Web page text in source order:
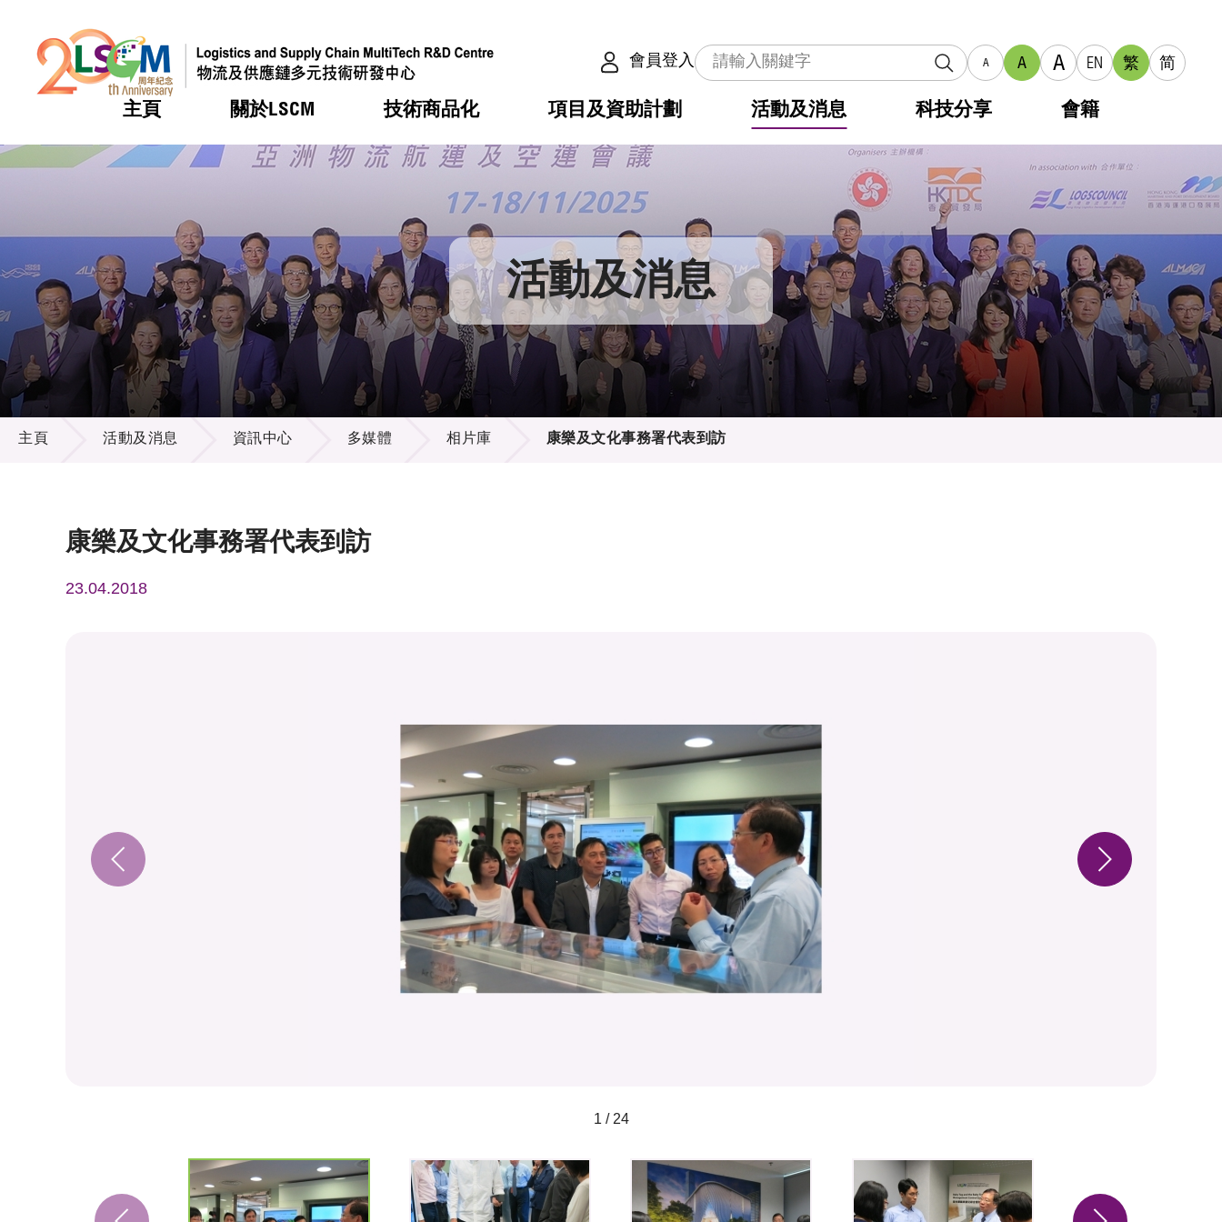
會員登入 A A A EN 繁 简
主頁 關於LSCM
熱門 機構簡介
組織架構
組織架構
董事局
研究顧問
招標通告
技術商品化
熱門 服務
可獲授權之技術
應用於公共服務之創新技術
重點項目
項目及資助計劃
熱門 合作計劃
資助計劃
資助計劃
稅務優惠
申請
評審
徵求研發項目計劃書
項目資料庫
活動及消息
熱門 活動
獎項
新聞中心
媒體報導
新聞稿
資訊中心
多媒體
出版刊物
科技分享 會籍
熱門 會籍及服務
會員列表
會員登入 活動及消息
活動及消息
主頁 活動及消息 資訊中心 多媒體 相片庫 康樂及文化事務署代表到訪
康樂及文化事務署代表到訪
23.04.2018
1 / 24